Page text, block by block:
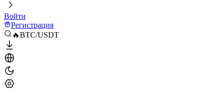
Войти
Регистрация
🔥BTC/USDT